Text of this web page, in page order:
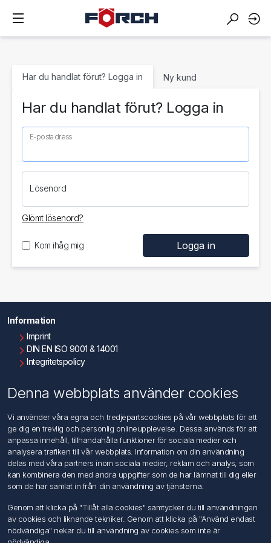
Har du handlat förut? Logga in Ny kund
Har du handlat förut? Logga in
E-postadress
Lösenord
Glömt lösenord?
Kom ihåg mig
Information
Imprint
DIN EN ISO 9001 & 14001
Integritetspolicy
Kontakta oss
Kundtjänst
Sök
Mitt konto
Mina ordrar
Mina adresser
Denna webbplats använder cookies
Vi använder våra egna och tredjepartscookies på vår webbplats för att
ge dig en trevlig och personlig onlineupplevelse. Dessa används för att
anpassa innehåll, tillhandahålla funktioner för sociala medier och
analysera trafiken till vår webbplats. Information om din användning
delas med våra partners inom sociala medier, reklam och analys, som
kan kombinera den med andra uppgifter som de har lämnat till dig eller
som de har samlat in från din användning av tjänsterna.
Genom att klicka på "Tillåt alla cookies" samtycker du till användningen
av cookies och liknande tekniker. Genom att klicka på "Använd endast
nödvändiga" nekar du till användning av cookies som inte är